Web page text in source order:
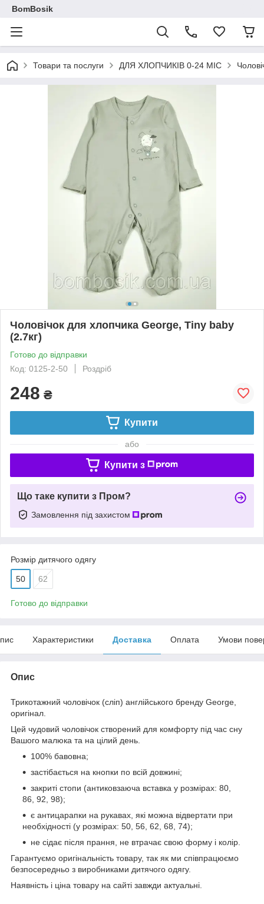
BomBosik
Товари та послуги ДЛЯ ХЛОПЧИКІВ 0-24 МІС
Чоловічок для хлопчика George, Tiny baby
(2.7кг)
Готово до відправки
Код: 0125-2-50
Роздріб
248 ₴
Купити
або
Купити з
Що таке купити з Пром?
Замовлення під захистом
Розмір дитячого одягу
50 62
Готово до відправки
Характеристики Доставка Оплата Умови
Опис
Трикотажний чоловічок (сліп) англійського бренду George
оригінал.
Цей чудовий чоловічок створений для комфорту під час сну
Вашого малюка та на цілий день.
100% бавовна;
застібається на кнопки по всій довжині;
закриті стопи (антиковзаюча вставка у розмірах: 80,
86, 92, 98);
є антицарапки на рукавах, які можна відвертати при
необхідності (у розмірах: 50, 56, 62, 68, 74);
не сідає після прання, не втрачає свою форму і колір.
Гарантуємо оригінальність товару, так як ми співпрацюємо
безпосередньо з виробниками дитячого одягу.
Наявність і ціна товару на сайті завжди актуальні.